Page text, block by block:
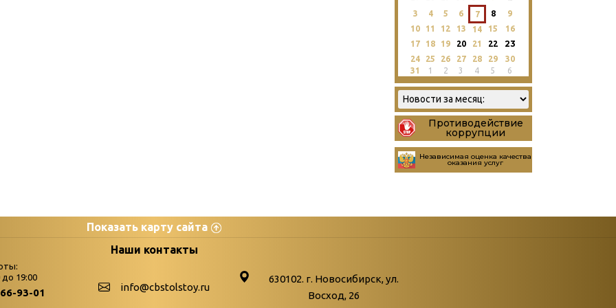
3 4 5 6 7 8
9
10
11 12 13 14 15
16
17
18 19 20 21 22 23
24 25 26 27 28 29
30
31
1 2 3 4 5 6
Противодействие
коррупции
Независимая оценка качества
оказания услуг
Показать карту сайта
palitra
Бюллетень новых поступлений
Война. Народ. Победа.
Наши контакты
до 19:00
93-01 info@cbstolstoy.ru
630102. г. Новосибирск, ул.
Восход, 26